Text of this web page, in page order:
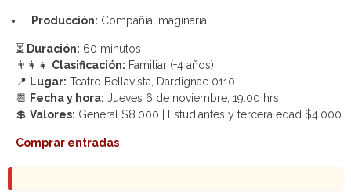
Producción: Compañía Imaginaria
⏳ Duración: 60 minutos
👨‍👩‍👧 Clasificación: Familiar (+4 años)
📍 Lugar: Teatro Bellavista, Dardignac 0110
📆 Fecha y hora: Jueves 6 de noviembre, 19:00 hrs.
💲 Valores: General $8.000 | Estudiantes y tercera edad $4.000
Comprar entradas